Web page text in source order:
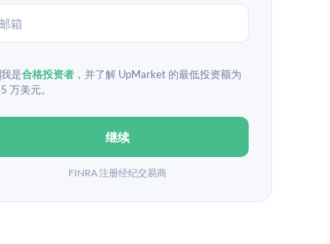
我是合格投资者 ，并了解 UpMarket 的最低投资额为
5 万美元。
继续
FINRA 注册经纪交易商